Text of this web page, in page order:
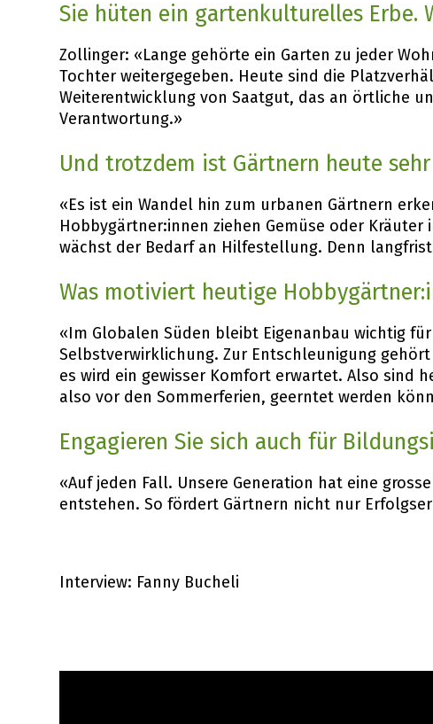
Sie hüten ein gartenkulturelles Erbe.
Zollinger: «Lange gehörte ein Garten zu jeder
Tochter weitergegeben. Heute sind die
Weiterentwicklung von Saatgut, das an örtliche
Verantwortung.»
Und trotzdem ist Gärtnern heute
«Es ist ein Wandel hin zum urbanen Gärtnern
Hobbygärtner:innen ziehen Gemüse oder
wächst der Bedarf an Hilfestellung. Denn
Was motiviert heutige
«Im Globalen Süden bleibt Eigenanbau wichtig
Selbstverwirklichung. Zur Entschleunigung
es wird ein gewisser Komfort erwartet. Also sind
also vor den Sommerferien, geerntet werden
Engagieren Sie sich auch für
«Auf jeden Fall. Unsere Generation hat eine
entstehen. So fördert Gärtnern nicht nur
Interview: Fanny Bucheli